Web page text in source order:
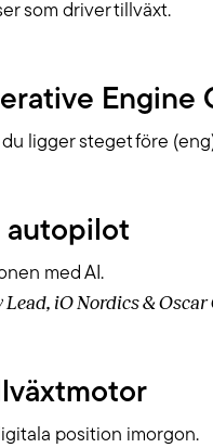
som driver tillväxt.
Engine
ligger steget före
autopilot
med AI.
iO Nordics &
position imorgon.